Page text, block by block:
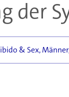
der
& Sex,Männer